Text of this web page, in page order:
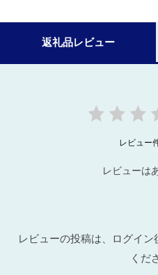
返礼品レビュー
レビュー
レビューは
レビューの投稿は、ログイン
くだ